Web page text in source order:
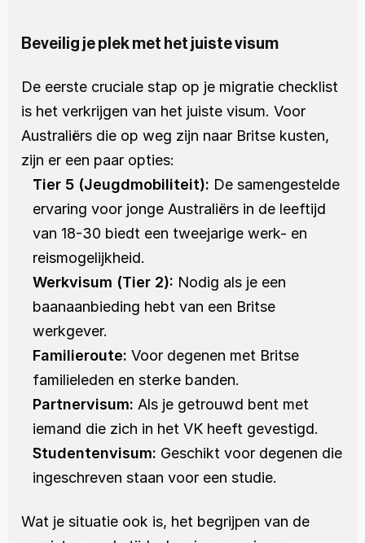
Beveilig je plek met het juiste visum
De eerste cruciale stap op je migratie checklist
is het verkrijgen van het juiste visum. Voor
Australiërs die op weg zijn naar Britse kusten,
zijn er een paar opties:
Tier 5 (Jeugdmobiliteit): De samengestelde
ervaring voor jonge Australiërs in de leeftijd
van 18-30 biedt een tweejarige werk- en
reismogelijkheid.
Werkvisum (Tier 2): Nodig als je een
baanaanbieding hebt van een Britse
werkgever.
Familieroute: Voor degenen met Britse
familieleden en sterke banden.
Partnervisum: Als je getrouwd bent met
iemand die zich in het VK heeft gevestigd.
Studentenvisum: Geschikt voor degenen die
ingeschreven staan voor een studie.
Wat je situatie ook is, het begrijpen van de